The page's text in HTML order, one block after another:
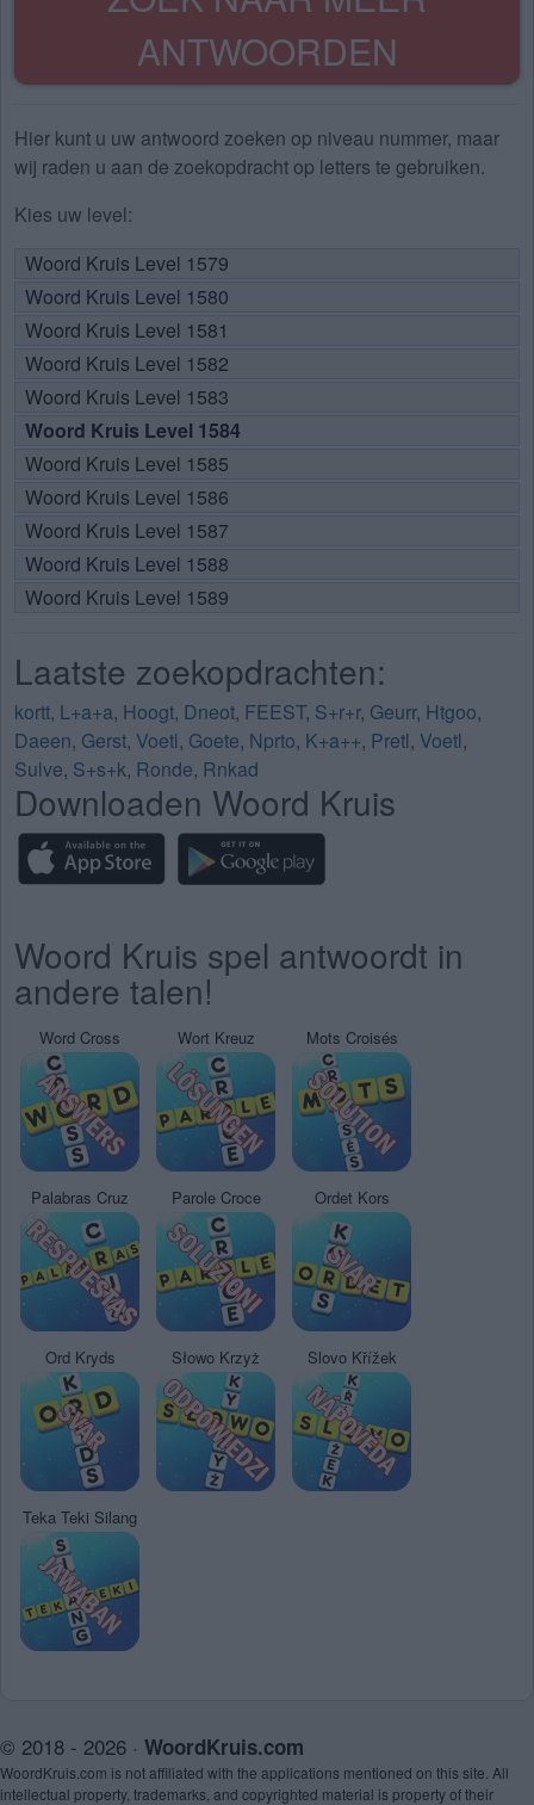
ANTWOORDEN
Hier kunt u uw antwoord zoeken op niveau nummer, maar
wij raden u aan de zoekopdracht op letters te gebruiken.
Kies uw level:
Woord Kruis Level 1579
Woord Kruis Level 1580
Woord Kruis Level 1581
Woord Kruis Level 1582
Woord Kruis Level 1583
Woord Kruis Level 1584
Woord Kruis Level 1585
Woord Kruis Level 1586
Woord Kruis Level 1587
Woord Kruis Level 1588
Woord Kruis Level 1589
Laatste zoekopdrachten:
kortt, L+a+a, Hoogt, Dneot, FEEST, S+r+r, Geurr, Htgoo,
Daeen, Gerst, Voetl, Goete, Nprto, K+a++, Pretl, Voetl,
Sulve, S+s+k, Ronde, Rnkad
Downloaden Woord Kruis
Woord Kruis spel antwoordt in
andere talen!
Word Cross Wort Kreuz Mots Croisés
Palabras Cruz Parole Croce Ordet Kors
Ord Kryds Słowo Krzyż Slovo Křížek
Teka Teki Silang
© 2018 - 2026 · WoordKruis.com
WoordKruis.com is not affiliated with the applications mentioned on this site. All
intellectual property, trademarks, and copyrighted material is property of their